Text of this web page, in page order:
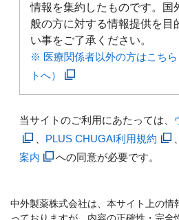
情報を集約したものです。国
般の方に対する情報提供を目
い事をご了承ください。
※ 医療関係者以外の方はこち
トへ）
当サイトのご利用にあたっては、
PLUS CHUGAI利用規約
案内
への同意が必要です。
中外製薬株式会社は、本サイト上の情
っておりますが、内容の正確性・完